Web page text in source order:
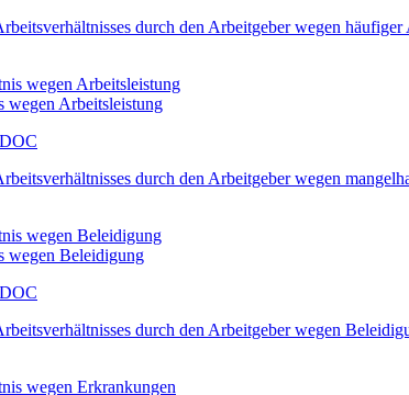
durch den Arbeitgeber wegen häufiger
wegen Arbeitsleistung
durch den Arbeitgeber wegen
wegen Beleidigung
durch den Arbeitgeber wegen